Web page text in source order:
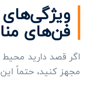
فن‌های
اگر قصد دارید
مجهز کنید، حتماً